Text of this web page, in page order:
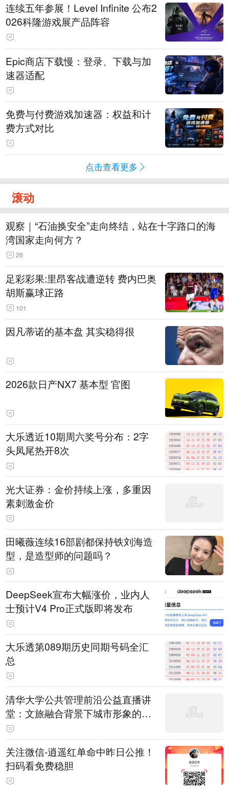
连续五年参展！Level Infinite 公布2
026科隆游戏展产品阵容
Epic商店下载慢：登录、下载与加
速器适配
免费与付费游戏加速器：权益和计
费方式对比
点击查看更多
滚动
观察｜“石油换安全”走向终结，站在十字路口的海
湾国家走向何方？
26
足彩彩果:里昂客战遭逆转 费内巴奥
胡斯赢球正路
101
因凡蒂诺的基本盘 其实稳得很
2026款日产NX7 基本型 官图
大乐透近10期周六奖号分布：2字
头凤尾热开8次
光大证券：金价持续上涨，多重因
素刺激金价
田曦薇连续16部剧都保持铁刘海造
型，是造型师的问题吗？
DeepSeek宣布大幅涨价，业内人
士预计V4 Pro正式版即将发布
大乐透第089期历史同期号码全汇
总
清华大学公共管理前沿公益直播讲
堂：文旅融合背景下城市形象的构
建
关注微信-逍遥红单命中昨日公推！
扫码看免费稳胆